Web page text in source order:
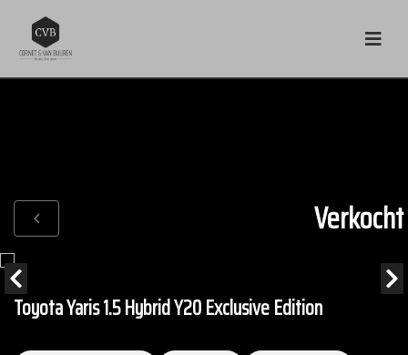
Verkocht
Toyota Yaris 1.5 Hybrid Y20 Exclusive Edition